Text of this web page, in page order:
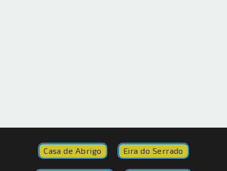
Casa de Abrigo Eira do Serrado